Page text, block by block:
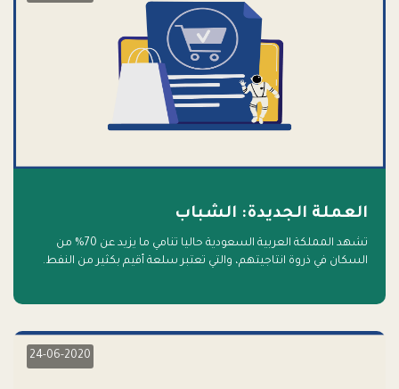
العملة الجديدة: الشباب
تشهد المملكة العربية السعودية حاليا تنامي ما يزيد عن 70% من
السكان في ذروة انتاجيتهم، والتي تعتبر سلعة أقيم بكثير من النفط.
24-06-2020